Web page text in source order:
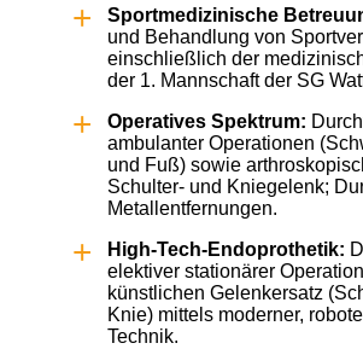
Sportmedizinische
und Behandlung von
einschließlich der
der 1. Mannschaft der SG
Operatives Spektrum:
ambulanter Operationen
und Fuß) sowie
Schulter- und Kniegelenk;
Metallentfernungen.
High-Tech-Endoprothetik:
elektiver stationärer
künstlichen Gelenkersatz
Knie) mittels moderner,
Technik.